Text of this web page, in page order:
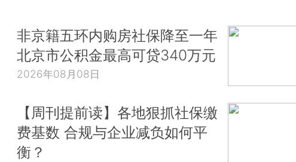
非京籍五环内购房社保降至一年
北京市公积金最高可贷340万元
2026年08月08日
【周刊提前读】各地狠抓社保缴
费基数 合规与企业减负如何平
衡？